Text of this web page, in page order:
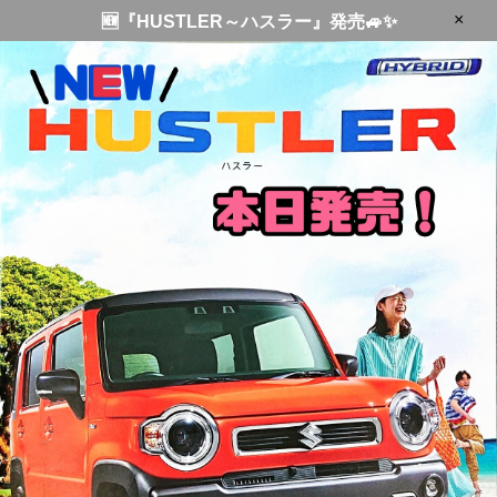
🆕『HUSTLER～ハスラー』発売🚙✨ ×